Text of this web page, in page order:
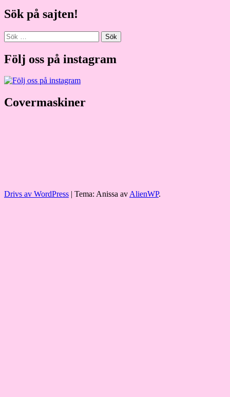
Sök på sajten!
Sök
efter:
Följ oss på instagram
Covermaskiner
Drivs av WordPress | Tema: Anissa av AlienWP.